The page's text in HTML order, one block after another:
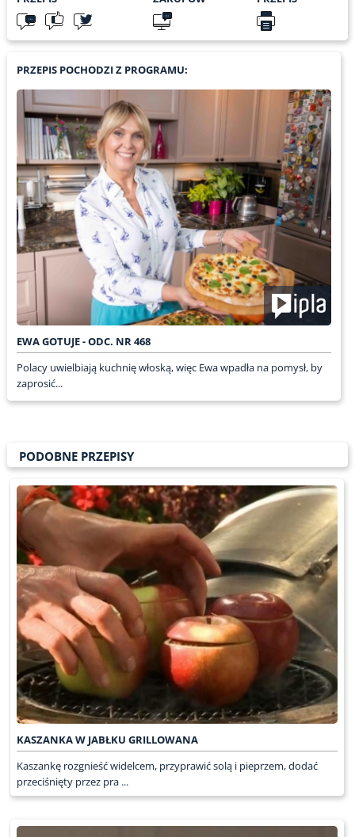
PRZEPIS POCHODZI Z PROGRAMU:
EWA GOTUJE - ODC. NR 468
Polacy uwielbiają kuchnię włoską, więc Ewa wpadła na pomysł, by
zaprosić...
PODOBNE PRZEPISY
KASZANKA W JABŁKU GRILLOWANA
Kaszankę rozgnieść widelcem, przyprawić solą i pieprzem, dodać
przeciśnięty przez pra ...